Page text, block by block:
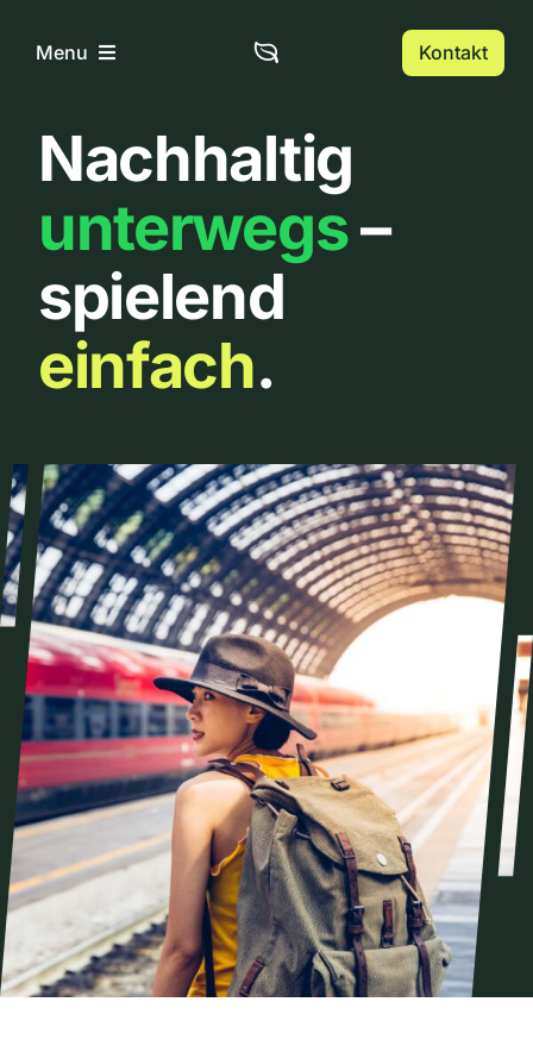
InhaltMenu
Home
Über uns
Urbanlist
Kontakt
Nachhaltig
unterwegs–
spielend
einfach.